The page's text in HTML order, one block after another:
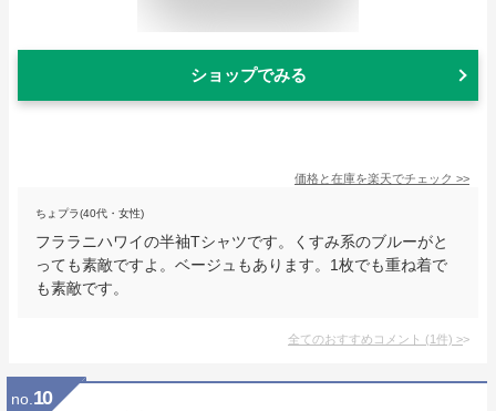
ショップでみる
価格と在庫を楽天でチェック >>
ちょプラ(40代・女性)
フララニハワイの半袖Tシャツです。くすみ系のブルーがと
っても素敵ですよ。ベージュもあります。1枚でも重ね着で
も素敵です。
全てのおすすめコメント (1件) >
no. 10